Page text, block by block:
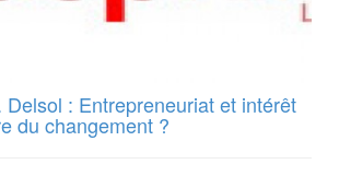
Delsol : Entrepreneuriat et intérêt
du changement ?